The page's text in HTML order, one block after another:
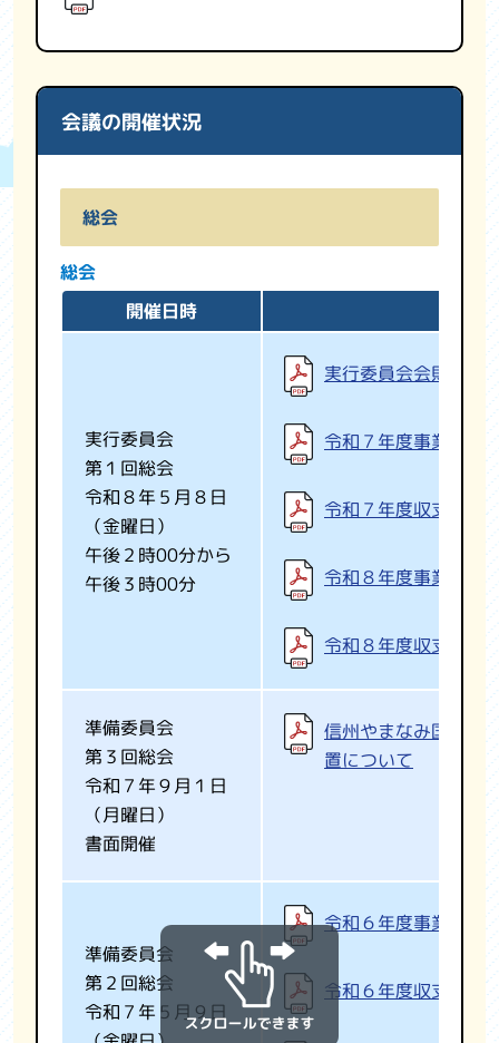
会議の開催状況
総会
総会
開催日時
実行委員会
第１回総会
令和８年５月８日
（金曜日）
午後２時00分から
午後３時00分
実行委員会会則
令和７年度事業報告
令和７年度収支決算
令和８年度事業計画
令和８年度収支予算
準備委員会
第３回総会
令和７年９月１日
（月曜日）
書面開催
信州やまなみ国スポ
置について
準備委員会
第２回総会
令和７年５月９日
令和６年度事業報告
令和６年度収支決算